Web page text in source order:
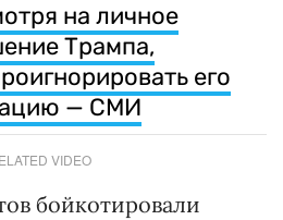
на личное
Трампа,
его
— СМИ
VIDEO
бойкотировали